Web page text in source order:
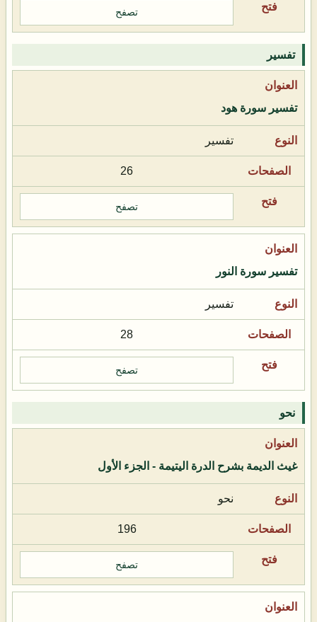
تصفح
تفسير
تفسير سورة هود
تفسير
26
تصفح
تفسير سورة النور
تفسير
28
تصفح
نحو
غيث الديمة بشرح الدرة اليتيمة - الجزء الأول
نحو
196
تصفح